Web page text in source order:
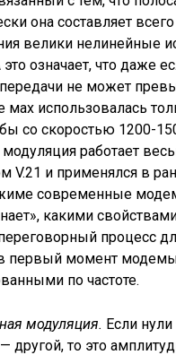
она составляет
велики нелинейные
означает, что даже
не может
использовалась
со скоростью 1200-
модуляция работает
V.21 и применялся в
современные
какими
процесс
первый момент
по частоте.
модуляция. Если
другой, то это